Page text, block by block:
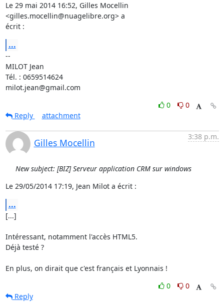
Le 29 mai 2014 16:52, Gilles Mocellin
<gilles.mocellin@nuagelibre.org> a
écrit :
...
--
MILOT Jean
Tél. : 0659514624
milot.jean@gmail.com
0
0
Reply
attachment
Gilles Mocellin
3:38 p.m.
New subject: [BIZ] Serveur application CRM sur windows
Le 29/05/2014 17:19, Jean Milot a écrit :
...
[...]
Intéressant, notamment l'accès HTML5.
Déjà testé ?
En plus, on dirait que c'est français et Lyonnais !
0
0
Reply